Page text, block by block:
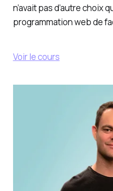
n’avait pas d’autre choix
programmation web de
Voir le cours